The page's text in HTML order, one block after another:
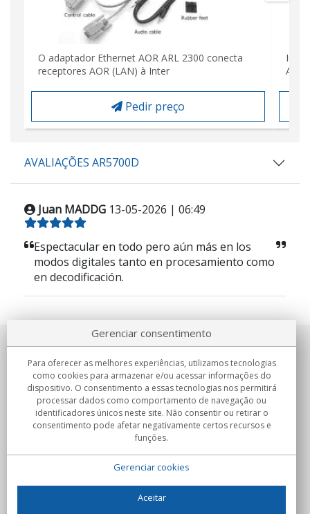
O adaptador Ethernet AOR ARL 2300 conecta
receptores AOR (LAN) à Inter
Pedir preço
AVALIAÇÕES AR5700D
Juan MADDG 13-05-2026 | 06:49
Espectacular en todo pero aún más en los
modos digitales tanto en procesamiento como
en decodificación.
Sobre nosotros
Compromissos
Compras
Gerenciar consentimento
Para oferecer as melhores experiências, utilizamos tecnologias
como cookies para armazenar e/ou acessar informações do
dispositivo. O consentimento a essas tecnologias nos permitirá
processar dados como comportamento de navegação ou
identificadores únicos neste site. Não consentir ou retirar o
consentimento pode afetar negativamente certos recursos e
funções.
Gerenciar cookies
Aceitar